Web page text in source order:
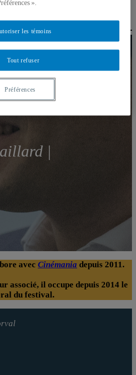
Caillard (Cinémania)
|
avec Cinémania depuis 2011.
associé, il occupe depuis 2014 le
du festival.
».
Tout refuser
les témoins
Préférences